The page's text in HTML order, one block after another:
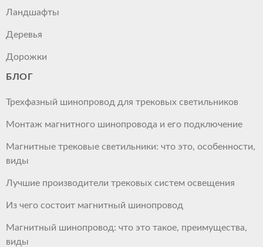
Ландшафты
Деревья
Дорожки
БЛОГ
Трехфазный шинопровод для трековых светильников
Монтаж магнитного шинопровода и его подключение
Магнитные трековые светильники: что это, особенности,
виды
Лучшие производители трековых систем освещения
Из чего состоит магнитный шинопровод
Магнитный шинопровод: что это такое, преимущества,
виды